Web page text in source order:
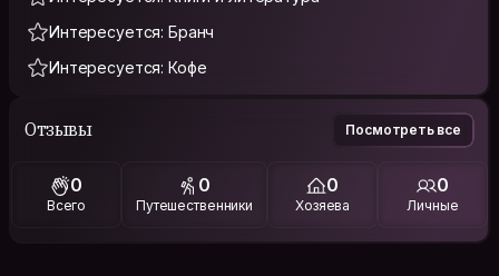
Интересуется: Бранч
Интересуется: Кофе
Отзывы Посмотреть все
0
Всего
0
Путешественники
0
Хозяева
0
Личные